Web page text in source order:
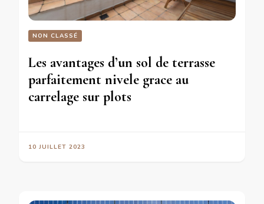
NON CLASSÉ
Les avantages d’un sol de terrasse
parfaitement nivele grace au
carrelage sur plots
10 JUILLET 2023